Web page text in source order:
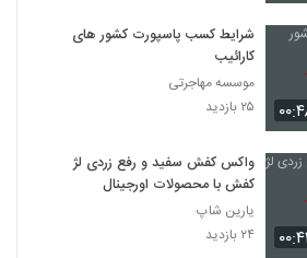
شرایط کسب پاسپورت کشور های
کارائیب
موسسه مهاجرتی
۲۵ بازدید
۰۰:۴۱
واکس کفش سفید و رفع زردی لژ
کفش با محصولات اورجینال
یارین شاپ
۲۴ بازدید